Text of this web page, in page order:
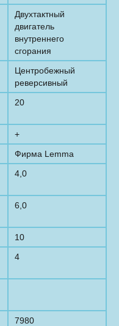
Двухтактный
двигатель
внутреннего
сгорания
Центробежный
реверсивный
20
+
Фирма Lemma
4,0
6,0
10
4
7980